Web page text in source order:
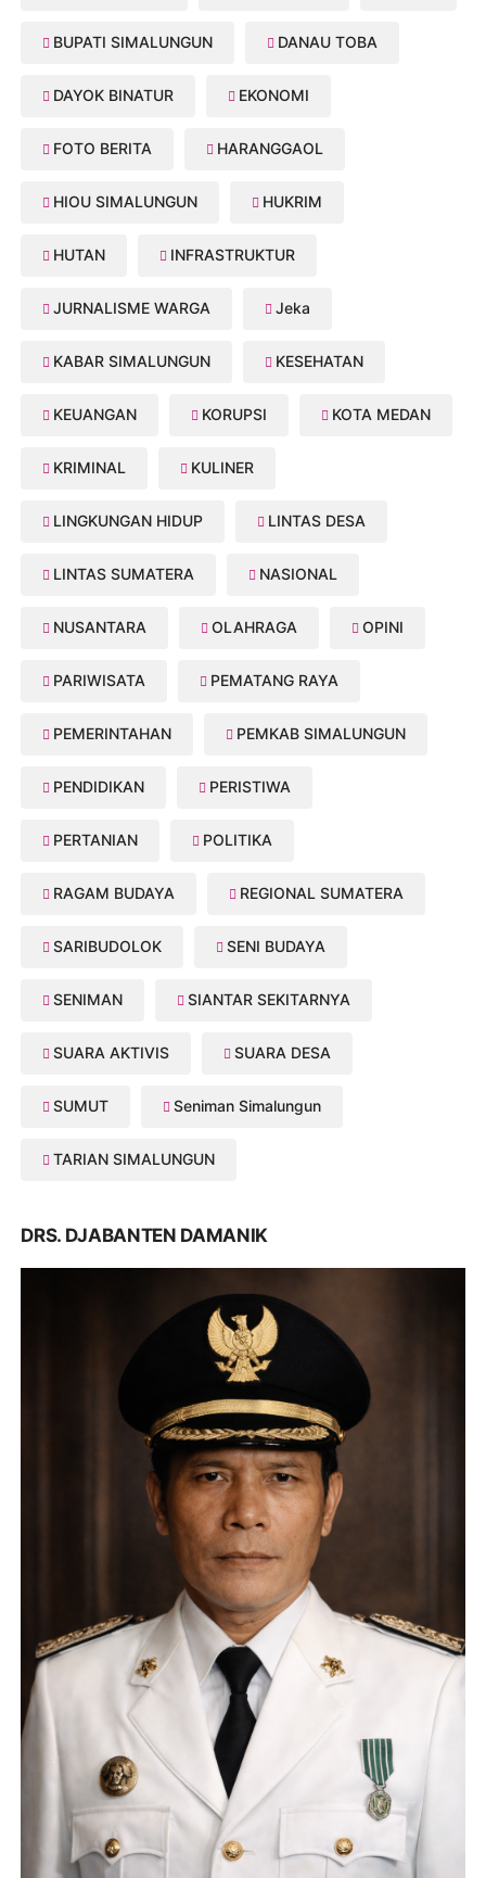
BUPATI SIMALUNGUN DANAU TOBA
DAYOK BINATUR EKONOMI
FOTO BERITA HARANGGAOL
HIOU SIMALUNGUN HUKRIM
HUTAN INFRASTRUKTUR
JURNALISME WARGA Jeka
KABAR SIMALUNGUN KESEHATAN
KEUANGAN KORUPSI KOTA MEDAN
KRIMINAL KULINER
LINGKUNGAN HIDUP LINTAS DESA
LINTAS SUMATERA NASIONAL
NUSANTARA OLAHRAGA OPINI
PARIWISATA PEMATANG RAYA
PEMERINTAHAN PEMKAB SIMALUNGUN
PENDIDIKAN PERISTIWA
PERTANIAN POLITIKA
RAGAM BUDAYA REGIONAL SUMATERA
SARIBUDOLOK SENI BUDAYA
SENIMAN SIANTAR SEKITARNYA
SUARA AKTIVIS SUARA DESA
SUMUT Seniman Simalungun
TARIAN SIMALUNGUN
DRS. DJABANTEN DAMANIK